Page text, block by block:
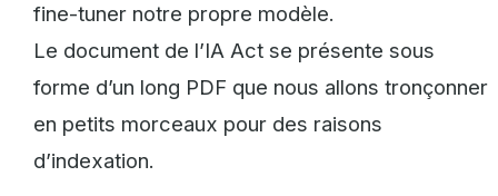
fine-tuner notre propre modèle.
Le document de l’IA Act se présente sous
forme d’un long PDF que nous allons tronçonner
en petits morceaux pour des raisons
d’indexation.